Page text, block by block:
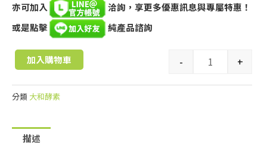
亦可加入
洽詢，享更多優惠訊息與專屬特惠！
或是點擊
純產品諮詢
- +
加入購物車
分類 大和酵素
描述